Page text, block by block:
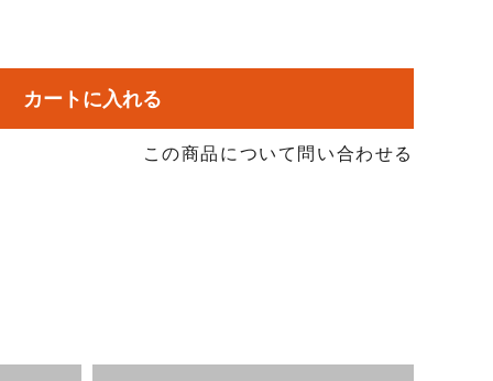
カートに入れる
この商品について問い合わせる